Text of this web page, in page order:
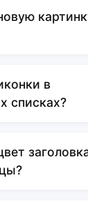
в
списках?